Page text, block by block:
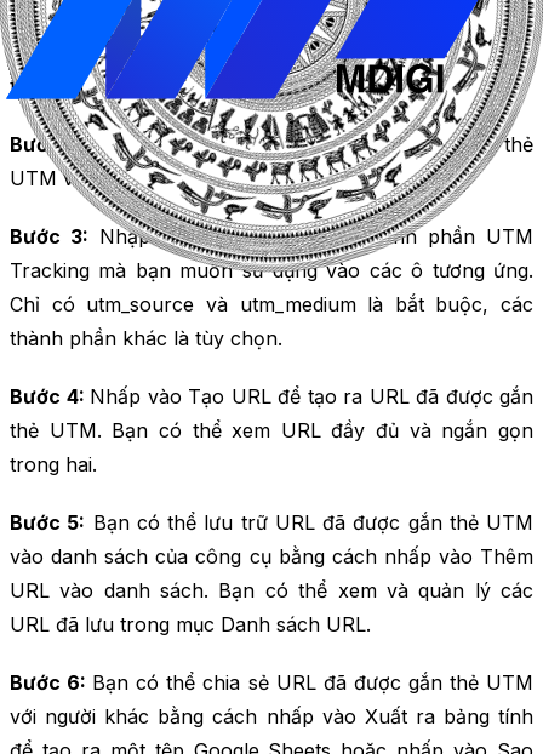
Bước 1:
Truy cập vào trang web của công cụ tạo URL
của Google tại đây [https://ga-dev-
tools.google/ga4/campaign-url-builder/]
Bước 2:Nhập URL trang web mà bạn muốn gắn thẻ
UTM vào ô Website URL.
Bước 3: Nhập các giá trị cho các thành phần UTM
Tracking mà bạn muốn sử dụng vào các ô tương ứng.
Chỉ có utm_source và utm_medium là bắt buộc, các
thành phần khác là tùy chọn.
Bước 4: Nhấp vào Tạo URL để tạo ra URL đã được gắn
thẻ UTM. Bạn có thể xem URL đầy đủ và ngắn gọn
trong hai.
Bước 5: Bạn có thể lưu trữ URL đã được gắn thẻ UTM
vào danh sách của công cụ bằng cách nhấp vào Thêm
URL vào danh sách. Bạn có thể xem và quản lý các
URL đã lưu trong mục Danh sách URL.
Bước 6: Bạn có thể chia sẻ URL đã được gắn thẻ UTM
với người khác bằng cách nhấp vào Xuất ra bảng tính